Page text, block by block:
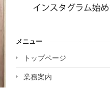
メニュー
トップページ
業務案内